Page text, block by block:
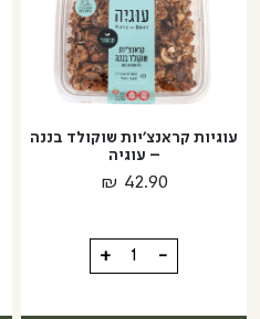
דבש
ושום
עוגיות קראנצ'יות שוקולד בננה
– עוגיה
₪ 42.90
-
כמות
של
+